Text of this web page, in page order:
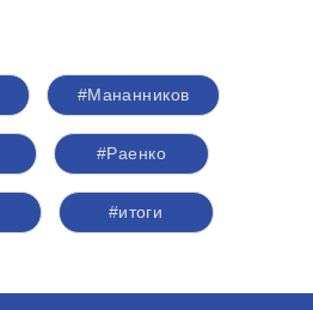
#Мананников
#Раенко
#итоги